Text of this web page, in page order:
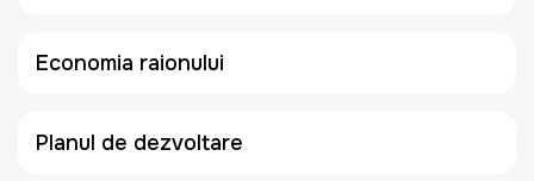
Economia raionului
Planul de dezvoltare